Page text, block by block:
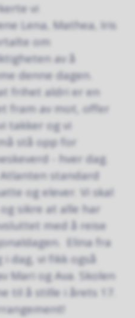
vi
Lena, Mathea, Iris
om
av å
denne dagen.
frihet aldri er en
fram av mot, offer
takker og vi
stå opp for
- hver dag.
standard
og elever. Vi skal
sikre at alle har
med å reise
Elina fra
dag, vi fikk også
Mari og Ava. Skolen
til å stille i årets 17.